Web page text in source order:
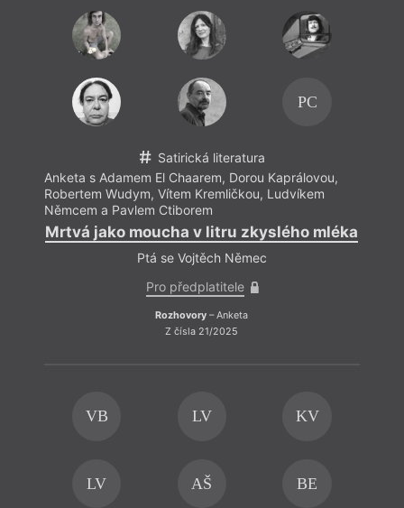
PC
Satirická literatura
Anketa s Adamem El Chaarem, Dorou Kaprálovou,
Robertem Wudym, Vítem Kremličkou, Ludvíkem
Němcem a Pavlem Ctiborem
Mrtvá jako moucha v litru zkyslého mléka
Ptá se Vojtěch Němec
Pro předplatitele
Rozhovory – Anketa
Z čísla 21/2025
VB LV KV
LV AŠ BE